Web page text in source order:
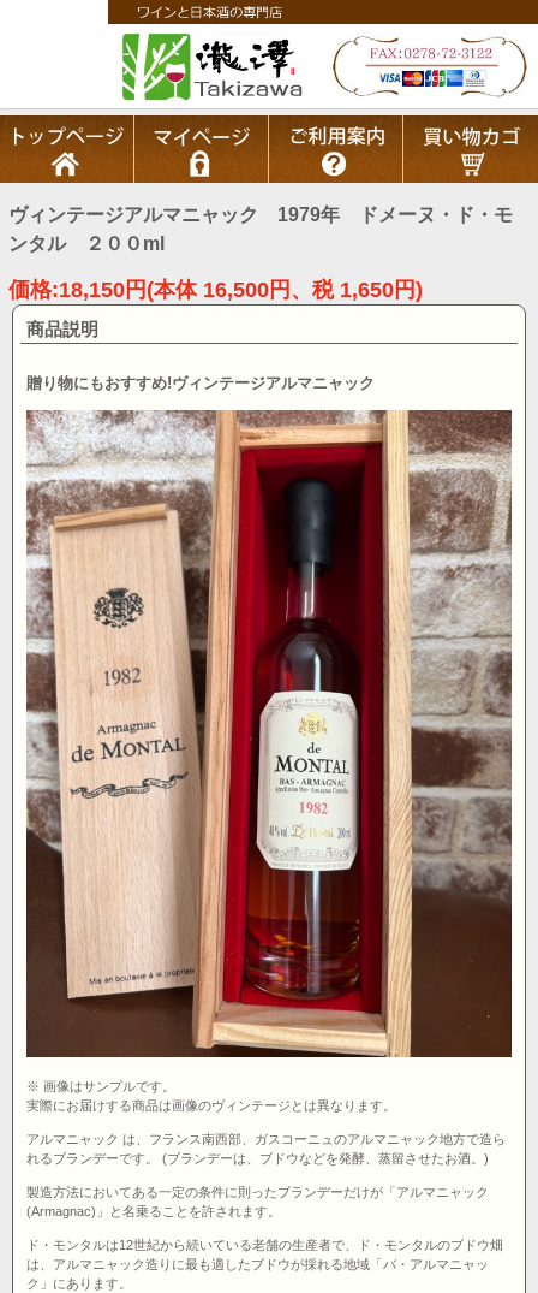
ヴィンテージアルマニャック 1979年 ドメーヌ・ド・モ
ンタル ２００ml
価格:18,150円(本体 16,500円、税 1,650円)
商品説明
贈り物にもおすすめ!ヴィンテージアルマニャック
※ 画像はサンプルです。
実際にお届けする商品は画像のヴィンテージとは異なります。
アルマニャック は、フランス南西部、ガスコーニュのアルマニャック地方で造ら
れるブランデーです。 (ブランデーは、ブドウなどを発酵、蒸留させたお酒。)
製造方法においてある一定の条件に則ったブランデーだけが「アルマニャック
(Armagnac)」と名乗ることを許されます。
ド・モンタルは12世紀から続いている老舗の生産者で、ド・モンタルのブドウ畑
は、アルマニャック造りに最も適したブドウが採れる地域「バ・アルマニャッ
ク」にあります。